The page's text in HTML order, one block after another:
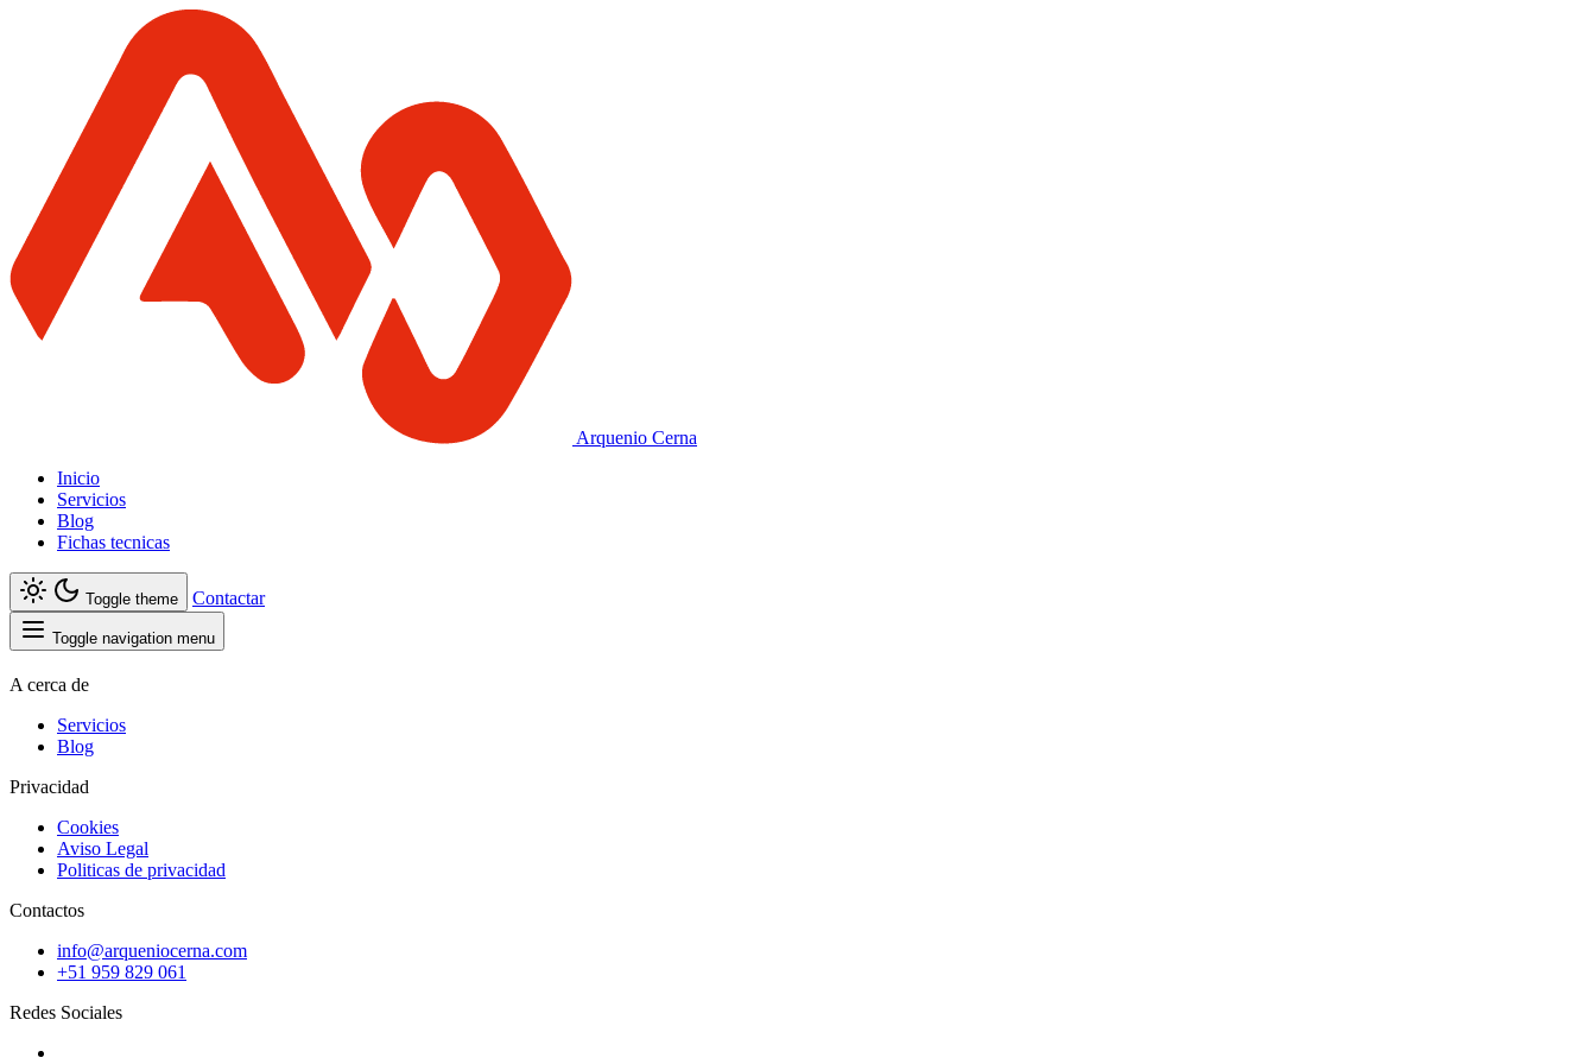
Arquenio Cerna
Inicio
Servicios
Blog
Fichas tecnicas
Toggle theme Contactar
Toggle navigation menu
A cerca de
Servicios
Blog
Privacidad
Cookies
Aviso Legal
Politicas de privacidad
Contactos
info@arqueniocerna.com
+51 959 829 061
Redes Sociales